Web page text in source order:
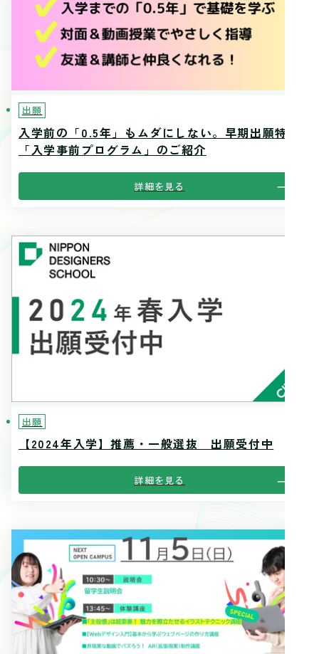
出願
入学前の「0.5年」もムダにしない。早期出願特典
「入学事前プログラム」のご紹介
詳細を見る
出願
【2024年入学】推薦・一般選抜 出願受付中
詳細を見る